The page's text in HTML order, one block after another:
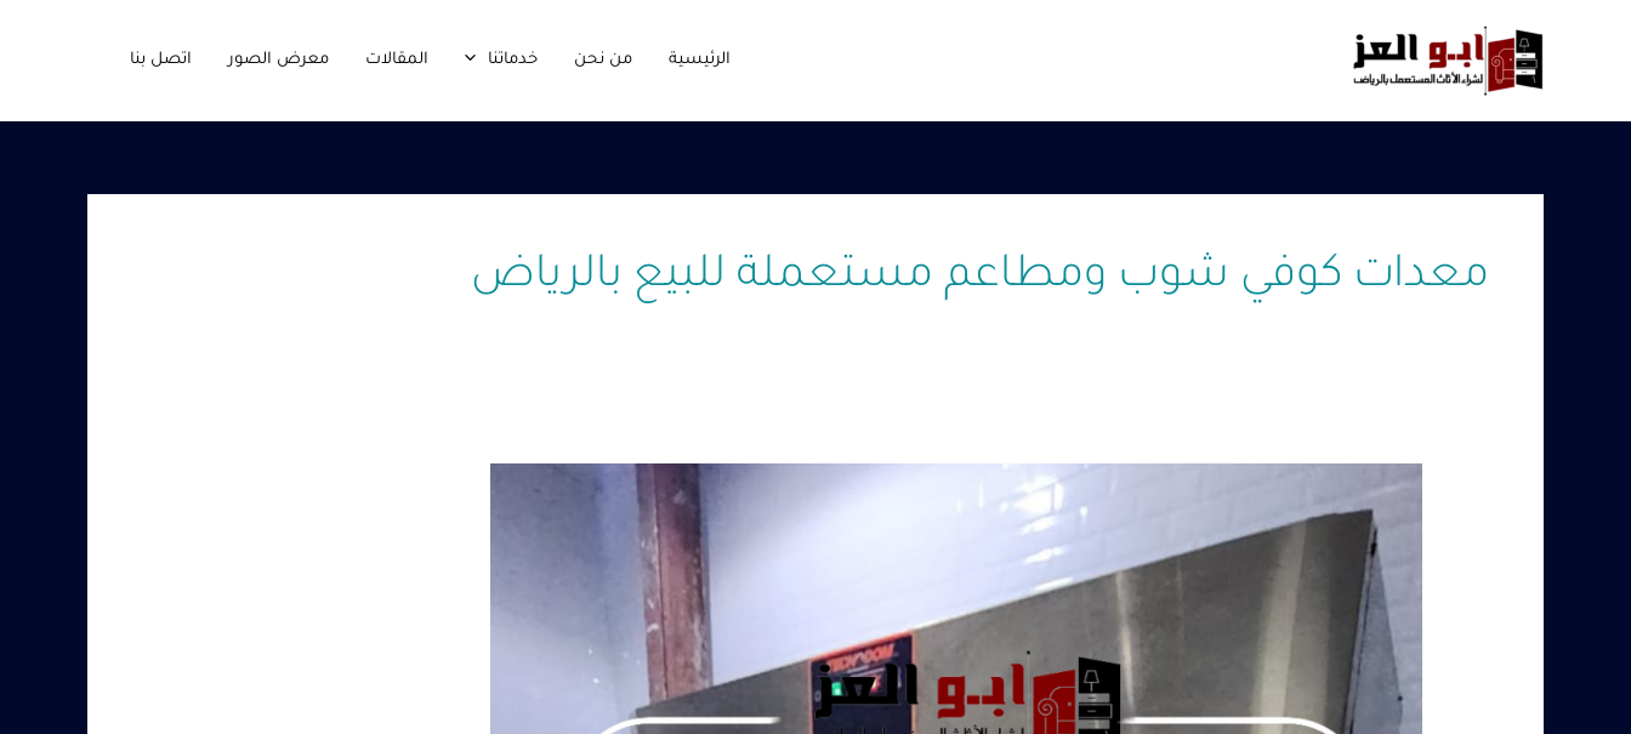
الرئيسية من نحن خدماتنا المقالات معرض الصور اتصل بنا
معدات كوفي شوب ومطاعم مستعملة للبيع بالرياض
معدات
شوب
بالرياض
0560485279